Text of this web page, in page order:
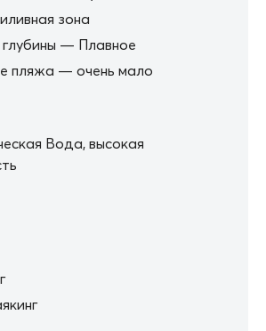
зона
глубины — Плавное
пляжа — очень мало
Вода, высокая